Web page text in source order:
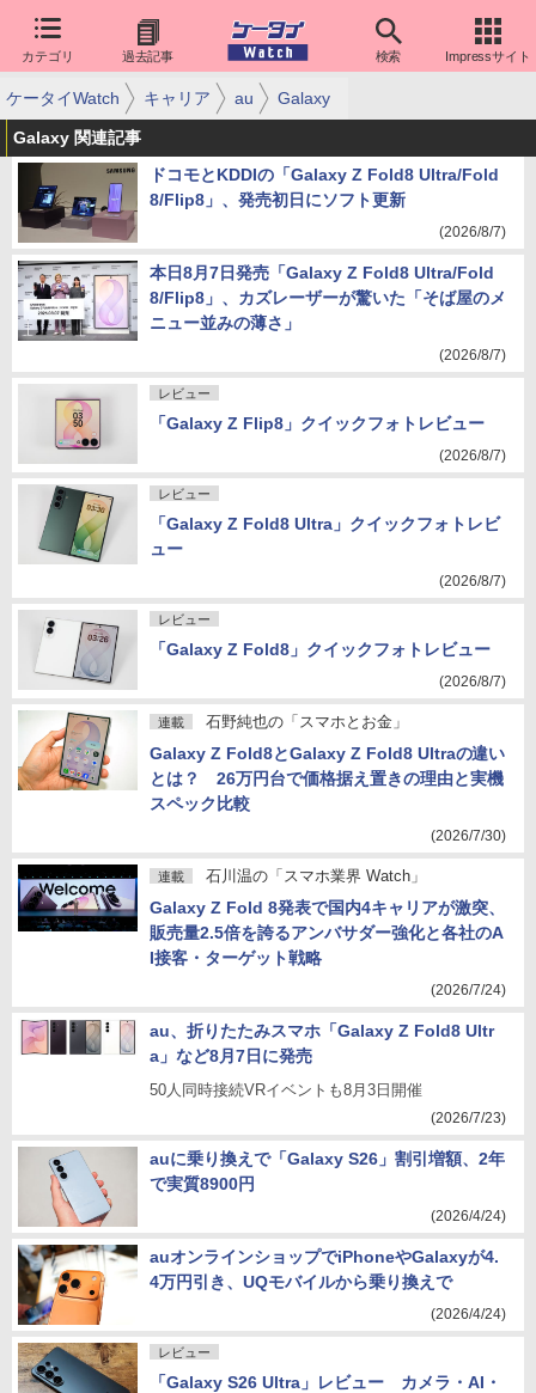
カテゴリ 過去記事 検索 Impressサイト
ケータイWatch キャリア au Galaxy
Galaxy 関連記事
ドコモとKDDIの「Galaxy Z Fold8 Ultra/Fold
8/Flip8」、発売初日にソフト更新
(2026/8/7)
本日8月7日発売「Galaxy Z Fold8 Ultra/Fold
8/Flip8」、カズレーザーが驚いた「そば屋のメ
ニュー並みの薄さ」
(2026/8/7)
レビュー
「Galaxy Z Flip8」クイックフォトレビュー
(2026/8/7)
レビュー
「Galaxy Z Fold8 Ultra」クイックフォトレビ
ュー
(2026/8/7)
レビュー
「Galaxy Z Fold8」クイックフォトレビュー
(2026/8/7)
連載 石野純也の「スマホとお金」
Galaxy Z Fold8とGalaxy Z Fold8 Ultraの違い
とは？ 26万円台で価格据え置きの理由と実機
スペック比較
(2026/7/30)
連載 石川温の「スマホ業界 Watch」
Galaxy Z Fold 8発表で国内4キャリアが激突、
販売量2.5倍を誇るアンバサダー強化と各社のA
I接客・ターゲット戦略
(2026/7/24)
au、折りたたみスマホ「Galaxy Z Fold8 Ultr
a」など8月7日に発売
50人同時接続VRイベントも8月3日開催
(2026/7/23)
auに乗り換えで「Galaxy S26」割引増額、2年
で実質8900円
(2026/4/24)
auオンラインショップでiPhoneやGalaxyが4.
4万円引き、UQモバイルから乗り換えで
(2026/4/24)
レビュー
「Galaxy S26 Ultra」レビュー カメラ・AI・